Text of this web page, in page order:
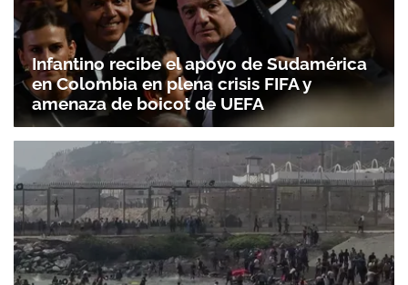
Infantino recibe el apoyo de Sudamérica
en Colombia en plena crisis FIFA y
amenaza de boicot de UEFA